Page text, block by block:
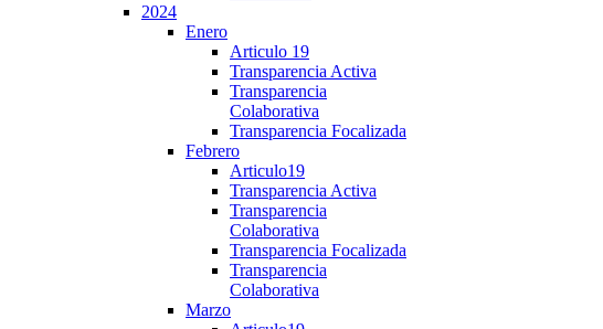
2024
Enero
Articulo 19
Transparencia Activa
Transparencia
Colaborativa
Transparencia Focalizada
Febrero
Articulo19
Transparencia Activa
Transparencia
Colaborativa
Transparencia Focalizada
Transparencia
Colaborativa
Marzo